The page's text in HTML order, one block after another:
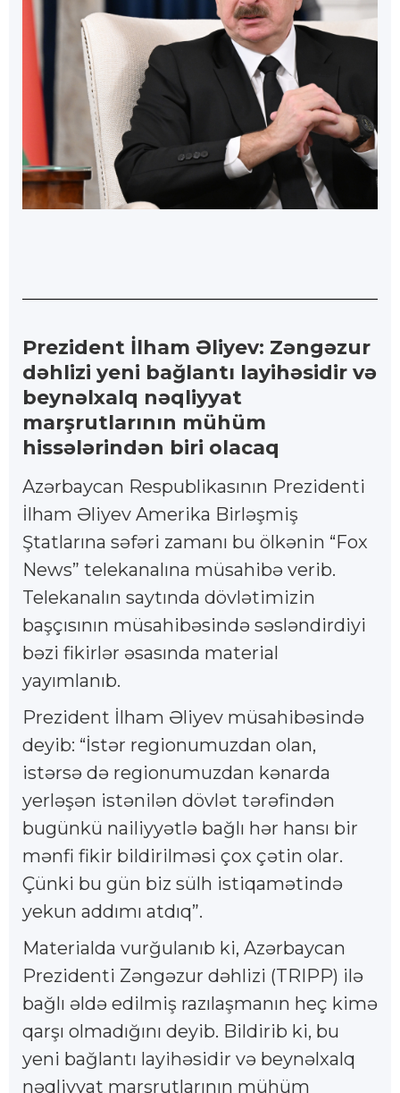
Prezident İlham Əliyev: Zəngəzur
dəhlizi yeni bağlantı layihəsidir və
beynəlxalq nəqliyyat
marşrutlarının mühüm
hissələrindən biri olacaq
Azərbaycan Respublikasının Prezidenti
İlham Əliyev Amerika Birləşmiş
Ştatlarına səfəri zamanı bu ölkənin “Fox
News” telekanalına müsahibə verib.
Telekanalın saytında dövlətimizin
başçısının müsahibəsində səsləndirdiyi
bəzi fikirlər əsasında material
yayımlanıb.
Prezident İlham Əliyev müsahibəsində
deyib: “İstər regionumuzdan olan,
istərsə də regionumuzdan kənarda
yerləşən istənilən dövlət tərəfindən
bugünkü nailiyyətlə bağlı hər hansı bir
mənfi fikir bildirilməsi çox çətin olar.
Çünki bu gün biz sülh istiqamətində
yekun addımı atdıq”.
Materialda vurğulanıb ki, Azərbaycan
Prezidenti Zəngəzur dəhlizi (TRIPP) ilə
bağlı əldə edilmiş razılaşmanın heç kimə
qarşı olmadığını deyib. Bildirib ki, bu
yeni bağlantı layihəsidir və beynəlxalq
nəqliyyat marşrutlarının mühüm